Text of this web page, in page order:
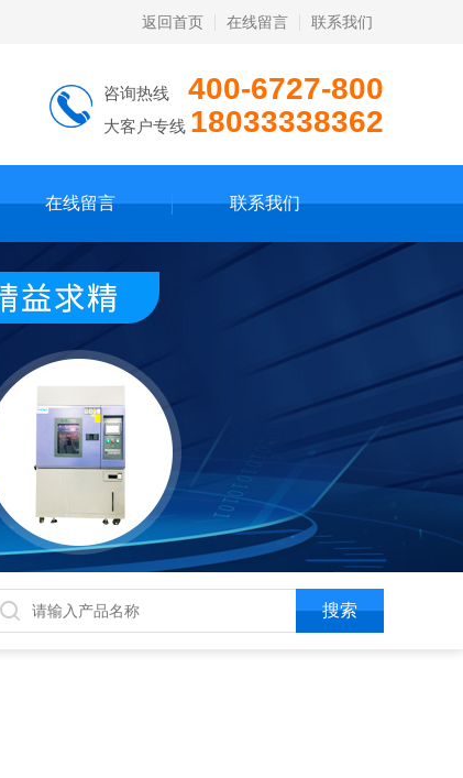
返回首页 在线留言 联系我们
咨询热线 400-6727-800
大客户专线 18033338362
在线留言 联系我们